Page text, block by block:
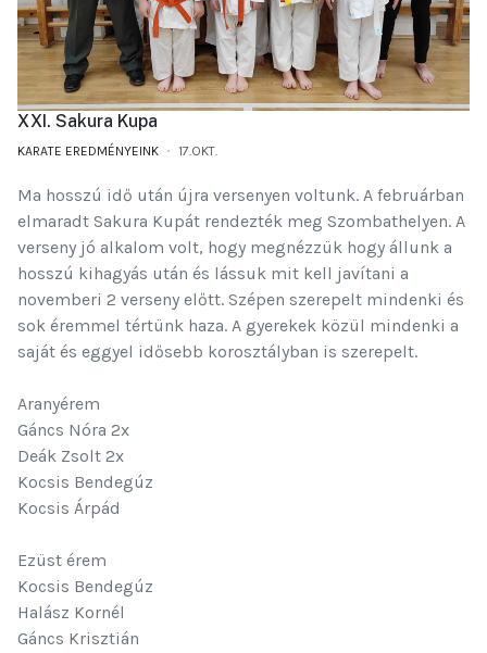
XXI. Sakura Kupa
KARATE EREDMÉNYEINK 17.OKT.
Ma hosszú idő után újra versenyen voltunk. A februárban
elmaradt Sakura Kupát rendezték meg Szombathelyen. A
verseny jó alkalom volt, hogy megnézzük hogy állunk a
hosszú kihagyás után és lássuk mit kell javítani a
novemberi 2 verseny előtt. Szépen szerepelt mindenki és
sok éremmel tértünk haza. A gyerekek közül mindenki a
saját és eggyel idősebb korosztályban is szerepelt.
Aranyérem
Gáncs Nóra 2x
Deák Zsolt 2x
Kocsis Bendegúz
Kocsis Árpád
Ezüst érem
Kocsis Bendegúz
Halász Kornél
Gáncs Krisztián